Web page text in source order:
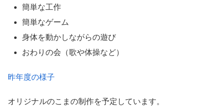
簡単な工作
簡単なゲーム
身体を動かしながらの遊び
おわりの会（歌や体操など）
昨年度の様子
オリジナルのこまの制作を予定しています。